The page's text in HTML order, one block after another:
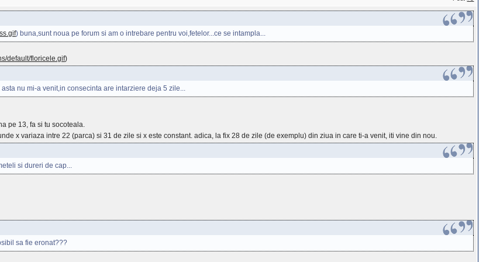
) buna,sunt noua pe forum si am o intrebare pentru voi,fetelor...ce se intampla...
default/floricele.gif)
nu mi-a venit,in consecinta are intarziere deja 5 zile...
pe 13, fa si tu socoteala.
x variaza intre 22 (parca) si 31 de zile si x este constant. adica, la fix 28 de zile (de exemplu) din ziua in care ti-a venit, iti vine din nou.
si dureri de cap...
sa fie eronat???